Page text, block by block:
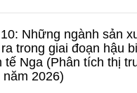
Những ngành sản
trong giai đoạn hậu
tế Nga (Phân tích thị
năm 2026)